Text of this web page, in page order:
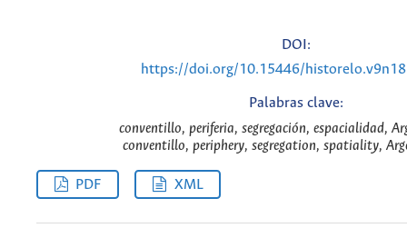
DOI:
https://doi.org/10.15446/
Palabras clave:
conventillo, periferia, segregación, espacialidad,
conventillo, periphery, segregation, spatiality,
PDF XML